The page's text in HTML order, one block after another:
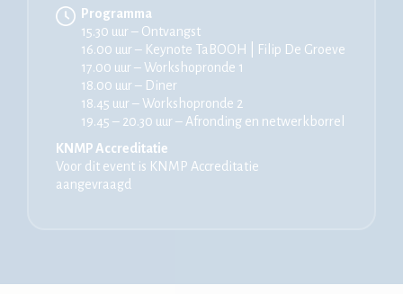
Programma
15.30 uur – Ontvangst
16.00 uur – Keynote TaBOOH | Filip De Groeve
17.00 uur – Workshopronde 1
18.00 uur – Diner
18.45 uur – Workshopronde 2
19.45 – 20.30 uur – Afronding en netwerkborrel
KNMP Accreditatie
Voor dit event is KNMP Accreditatie
aangevraagd